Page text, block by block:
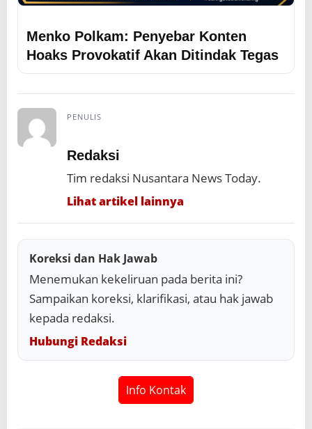
Menko Polkam: Penyebar Konten
Hoaks Provokatif Akan Ditindak Tegas
PENULIS
Redaksi
Tim redaksi Nusantara News Today.
Lihat artikel lainnya
Koreksi dan Hak Jawab
Menemukan kekeliruan pada berita ini?
Sampaikan koreksi, klarifikasi, atau hak jawab
kepada redaksi.
Hubungi Redaksi
Info Kontak